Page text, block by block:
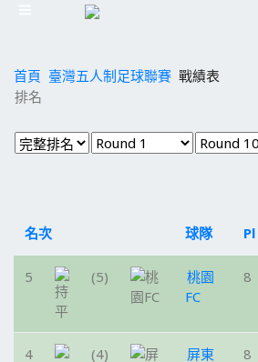
首頁 臺灣五人制足球聯賽 戰績表
排名
名次 球隊 Pl
5 (5)
桃園
FC
8
4 (4)
屏東
8